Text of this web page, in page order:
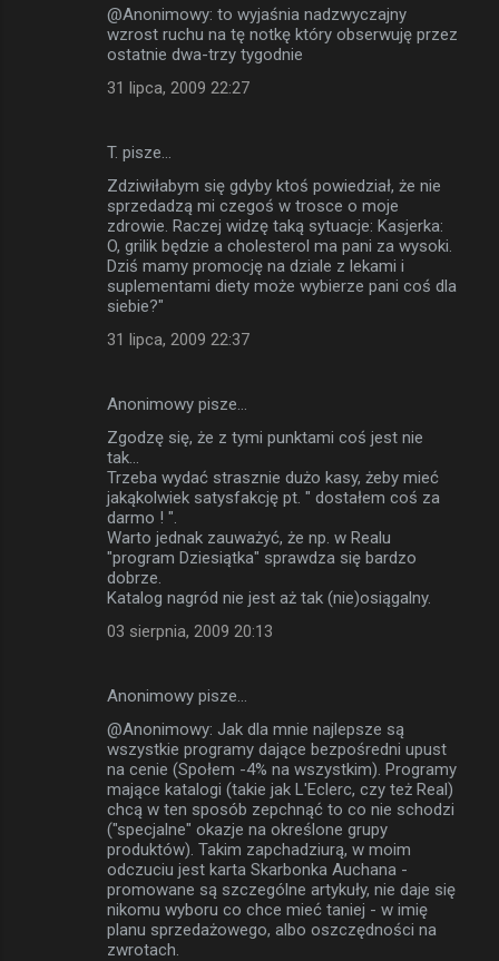
@Anonimowy: to wyjaśnia nadzwyczajny
wzrost ruchu na tę notkę który obserwuję przez
ostatnie dwa-trzy tygodnie
31 lipca, 2009 22:27
T. pisze…
Zdziwiłabym się gdyby ktoś powiedział, że nie
sprzedadzą mi czegoś w trosce o moje
zdrowie. Raczej widzę taką sytuacje: Kasjerka:
O, grilik będzie a cholesterol ma pani za wysoki.
Dziś mamy promocję na dziale z lekami i
suplementami diety może wybierze pani coś dla
siebie?"
31 lipca, 2009 22:37
Anonimowy pisze…
Zgodzę się, że z tymi punktami coś jest nie
tak...
Trzeba wydać strasznie dużo kasy, żeby mieć
jakąkolwiek satysfakcję pt. " dostałem coś za
darmo ! ".
Warto jednak zauważyć, że np. w Realu
"program Dziesiątka" sprawdza się bardzo
dobrze.
Katalog nagród nie jest aż tak (nie)osiągalny.
03 sierpnia, 2009 20:13
Anonimowy pisze…
@Anonimowy: Jak dla mnie najlepsze są
wszystkie programy dające bezpośredni upust
na cenie (Społem -4% na wszystkim). Programy
mające katalogi (takie jak L'Eclerc, czy też Real)
chcą w ten sposób zepchnąć to co nie schodzi
("specjalne" okazje na określone grupy
produktów). Takim zapchadziurą, w moim
odczuciu jest karta Skarbonka Auchana -
promowane są szczególne artykuły, nie daje się
nikomu wyboru co chce mieć taniej - w imię
planu sprzedażowego, albo oszczędności na
zwrotach.